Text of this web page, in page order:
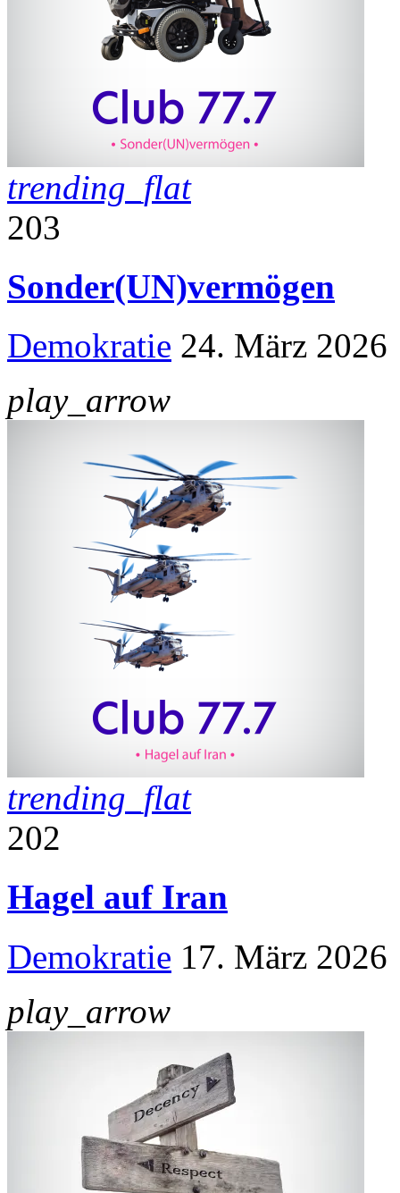
trending_flat
203
Sonder(UN)vermögen
Demokratie 24. März 2026
play_arrow
trending_flat
202
Hagel auf Iran
Demokratie 17. März 2026
play_arrow